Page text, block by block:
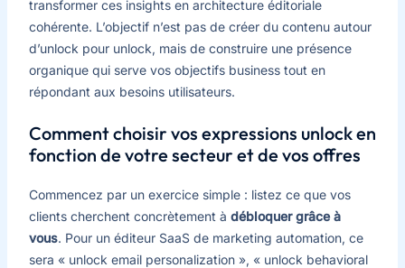
transformer ces insights en architecture éditoriale
cohérente. L’objectif n’est pas de créer du contenu autour
d’unlock pour unlock, mais de construire une présence
organique qui serve vos objectifs business tout en
répondant aux besoins utilisateurs.
Comment choisir vos expressions unlock en
fonction de votre secteur et de vos offres
Commencez par un exercice simple : listez ce que vos
clients cherchent concrètement à débloquer grâce à
vous. Pour un éditeur SaaS de marketing automation, ce
sera « unlock email personalization », « unlock behavioral